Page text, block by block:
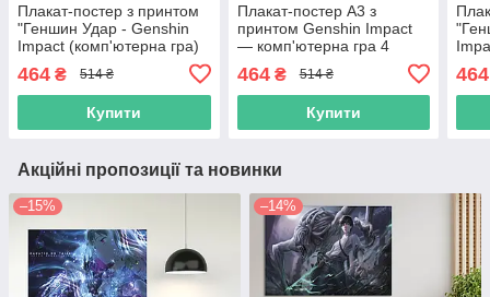
Плакат-постер з принтом
"Геншин Удар - Genshin
Impact (комп'ютерна гра)
464 ₴ 514 ₴
Купити
Плакат-постер А3 з
принтом Genshin Impact
— комп'ютерна гра 4
464₴ 514 ₴
Купити
464
Акційні пропозиції та новинки
–15% –14%